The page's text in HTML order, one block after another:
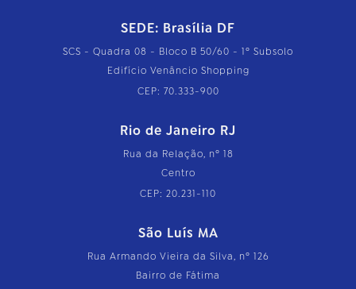
SEDE: Brasília DF
SCS - Quadra 08 - Bloco B 50/60 - 1º Subsolo
Edifício Venâncio Shopping
CEP: 70.333-900
Rio de Janeiro RJ
Rua da Relação, nº 18
Centro
CEP: 20.231-110
São Luís MA
Rua Armando Vieira da Silva, nº 126
Bairro de Fátima